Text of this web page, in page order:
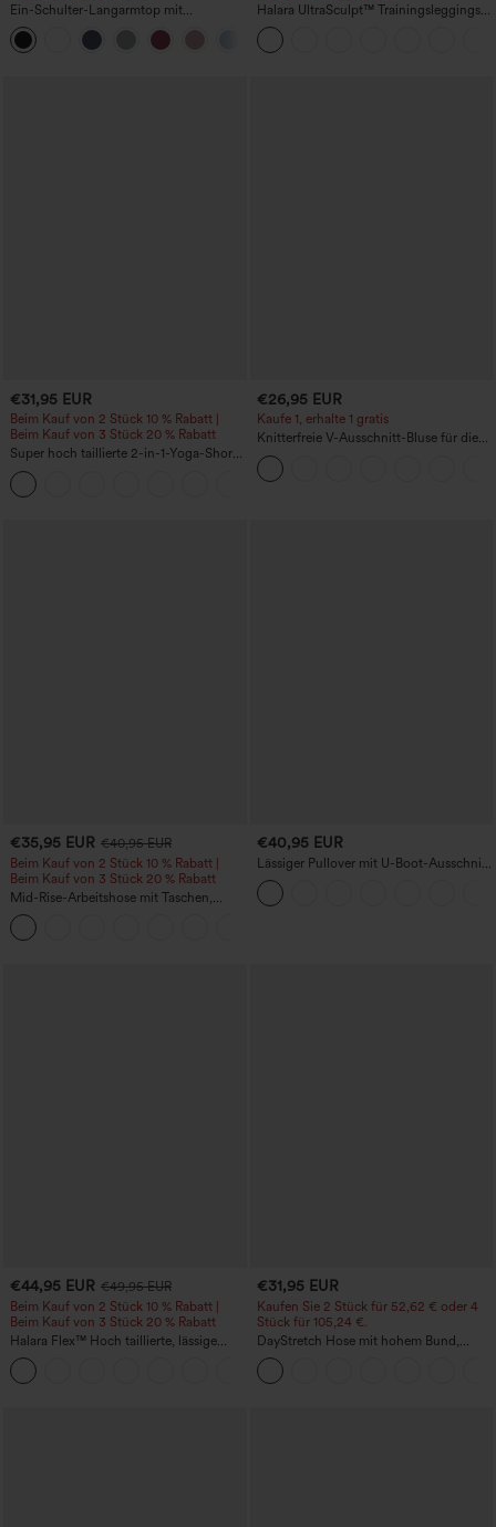
Ein-Schulter-Langarmtop mit
Daumenloch, geschwungener Saum
(High-Low), schnell trocknend – Yoga-
Sporttop mit integriertem BH
Halara UltraSculpt™ Trainingsleggings
mit hohem Bund – raffende Push-up-
Po-Form, Bauchkontrolle, Taschen und
formende Passform
€31,95 EUR
Beim Kauf von 2 Stück 10 % Rabatt |
Beim Kauf von 3 Stück 20 % Rabatt
Super hoch taillierte 2-in-1-Yoga-Shorts
mit Gesäßtasche und Seitentasche-
längere Länge
€26,95 EUR
Kaufe 1, erhalte 1 gratis
Knitterfreie V-Ausschnitt-Bluse für die
Arbeit, kurzärmelig und oversized
€35,95 EUR €40,95 EUR
Beim Kauf von 2 Stück 10 % Rabatt |
Beim Kauf von 3 Stück 20 % Rabatt
Mid-Rise-Arbeitshose mit Taschen,
Barrel-Leg und weiter Passform
€40,95 EUR
Lässiger Pullover mit U-Boot-Ausschnitt
und Fledermausärmeln.
€44,95 EUR €49,95 EUR
Beim Kauf von 2 Stück 10 % Rabatt |
Beim Kauf von 3 Stück 20 % Rabatt
Halara Flex™ Hoch taillierte, lässige
Jeans mit Taschen, umgekrempeltem
Saum, weitem Bein und verwaschenem
Finish
€31,95 EUR
Kaufen Sie 2 Stück für 52,62 € oder 4
Stück für 105,24 €.
DayStretch Hose mit hohem Bund,
Barrel-Leg und Taschen